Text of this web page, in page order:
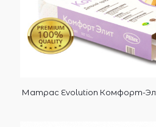
Матрас Evolution Комфорт-